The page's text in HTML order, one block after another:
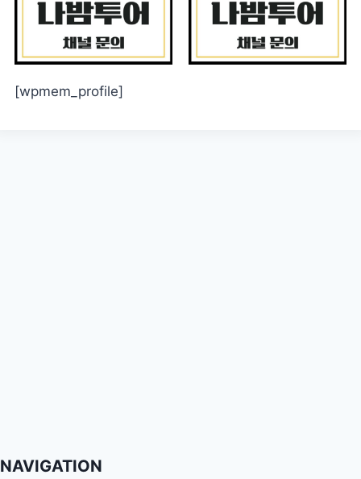
[wpmem_profile]
NAVIGATION